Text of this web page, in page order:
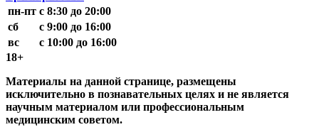
пн-пт с 8:30 до 20:00
сб
с 9:00 до 16:00
вс
с 10:00 до 16:00
18+
Материалы на данной странице, размещены
исключительно в познавательных целях и не является
научным материалом или профессиональным
медицинским советом.